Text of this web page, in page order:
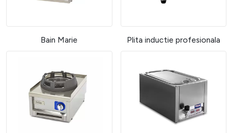
Bain Marie Plita inductie profesionala